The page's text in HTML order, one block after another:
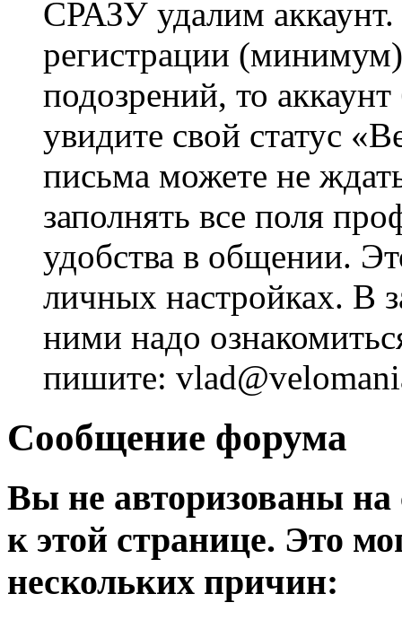
СРАЗУ удалим
регистрации
подозрений, то
увидите свой статус
письма можете не
заполнять все поля
удобства в общении.
личных настройках. В
ними надо
пишите:
Сообщение форума
Вы не авторизованы на
к этой странице. Это
нескольких причин: